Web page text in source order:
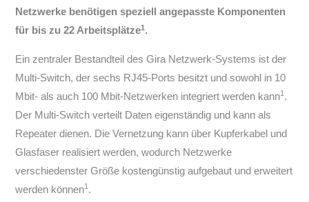
Netzwerke benötigen speziell angepasste Komponenten
für bis zu 22 Arbeitsplätze1.
Ein zentraler Bestandteil des Gira Netzwerk-Systems ist der
Multi-Switch, der sechs RJ45-Ports besitzt und sowohl in 10
Mbit- als auch 100 Mbit-Netzwerken integriert werden kann1 .
Der Multi-Switch verteilt Daten eigenständig und kann als
Repeater dienen. Die Vernetzung kann über Kupferkabel und
Glasfaser realisiert werden, wodurch Netzwerke
verschiedenster Größe kostengünstig aufgebaut und erweitert
werden können1 .